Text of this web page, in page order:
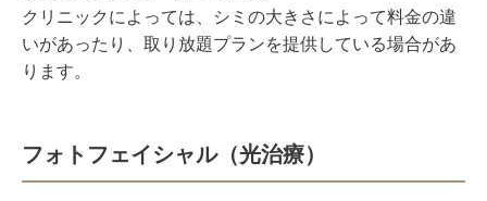
クリニックによっては、シミの大きさによって料金の違
いがあったり、取り放題プランを提供している場合があ
ります。
フォトフェイシャル（光治療）